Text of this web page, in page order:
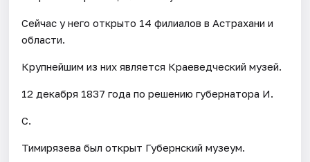
Сейчас у него открыто 14 филиалов в Астрахани и
области.
Крупнейшим из них является Краеведческий музей.
12 декабря 1837 года по решению губернатора И.
С.
Тимирязева был открыт Губернский музеум.